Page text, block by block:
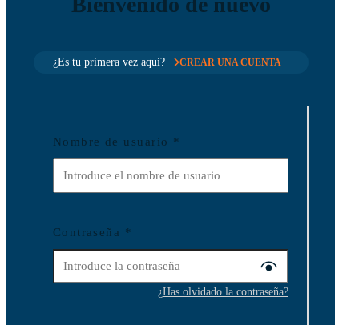
¿Es tu primera vez aquí? CREAR UNA CUENTA
Nombre de usuario *
Contraseña *
¿Has olvidado la contraseña?